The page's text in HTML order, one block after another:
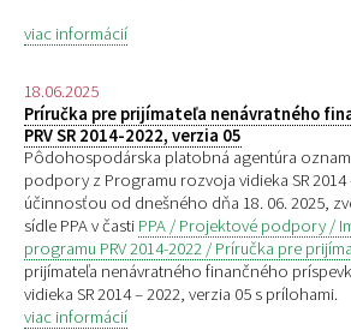
viac informácií
18.06.2025
Príručka pre prijímateľa nenávratného
PRV SR 2014-2022, verzia 05
Pôdohospodárska platobná agentúra
podpory z Programu rozvoja vidieka SR 2014
účinnosťou od dnešného dňa 18. 06. 2025,
sídle PPA v časti PPA / Projektové podpory /
programu PRV 2014-2022 / Príručka pre
prijímateľa nenávratného finančného
vidieka SR 2014 – 2022, verzia 05 s prílohami.
viac informácií